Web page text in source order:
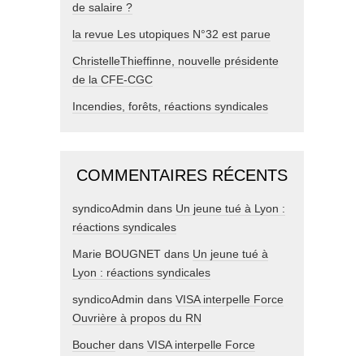
de salaire ?
la revue Les utopiques N°32 est parue
ChristelleThieffinne, nouvelle présidente
de la CFE-CGC
Incendies, forêts, réactions syndicales
COMMENTAIRES RÉCENTS
syndicoAdmin dans Un jeune tué à Lyon :
réactions syndicales
Marie BOUGNET dans Un jeune tué à
Lyon : réactions syndicales
syndicoAdmin dans VISA interpelle Force
Ouvrière à propos du RN
Boucher dans VISA interpelle Force